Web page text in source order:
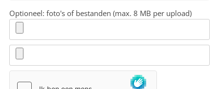
Optioneel: foto's of bestanden (max. 8 MB per upload)